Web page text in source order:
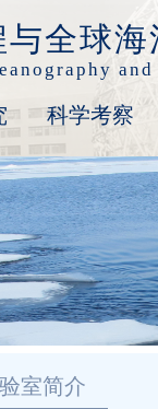
全球
科学考察
室简介